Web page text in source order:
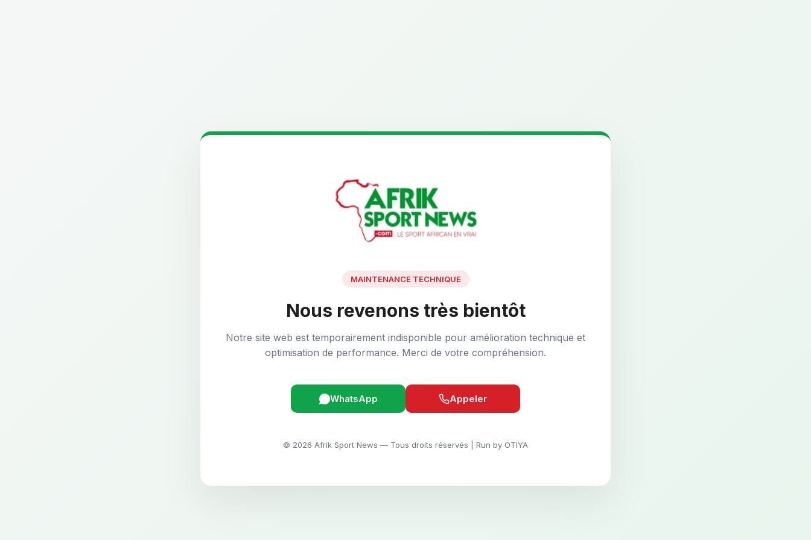
MAINTENANCE TECHNIQUE
Nous revenons très bientôt
Notre site web est temporairement indisponible pour amélioration technique et
optimisation de performance. Merci de votre compréhension.
WhatsApp Appeler
© 2026 Afrik Sport News — Tous droits réservés | Run by OTIYA